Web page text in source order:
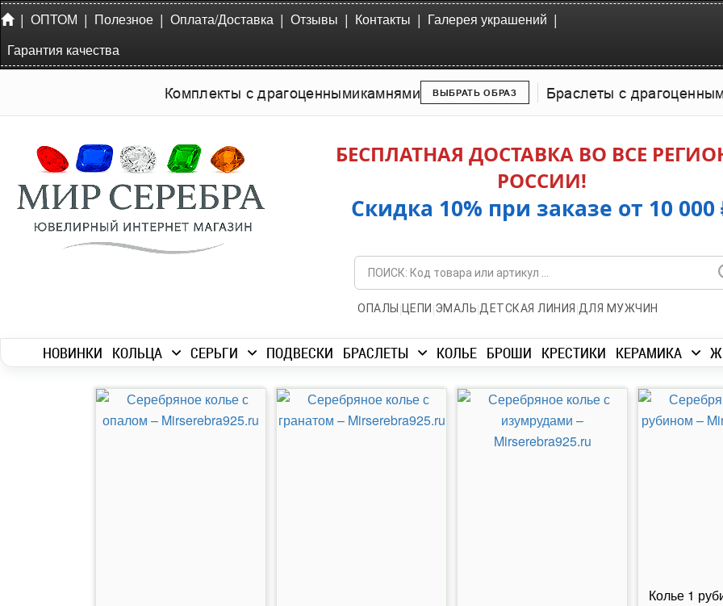
| ОПТОМ | Полезное | Оплата/Доставка | Отзывы | Контакты | Галерея украшений |
Гарантия качества
Комплекты с драгоценнымикамнями ВЫБРАТЬ ОБРАЗ Браслеты с
БЕСПЛАТНАЯ ДОСТАВКА ВО ВСЕ
РОССИИ!
Скидка 10% при заказе от 10 000
ОПАЛЫ | ЦЕПИ |ЭМАЛЬ|ДЕТСКАЯ ЛИНИЯ |ДЛЯ МУЖЧИН
НОВИНКИ КОЛЬЦА СЕРЬГИ ПОДВЕСКИ БРАСЛЕТЫ КОЛЬЕ БРОШИ КРЕСТИКИ КЕРАМИКА
Колье 1